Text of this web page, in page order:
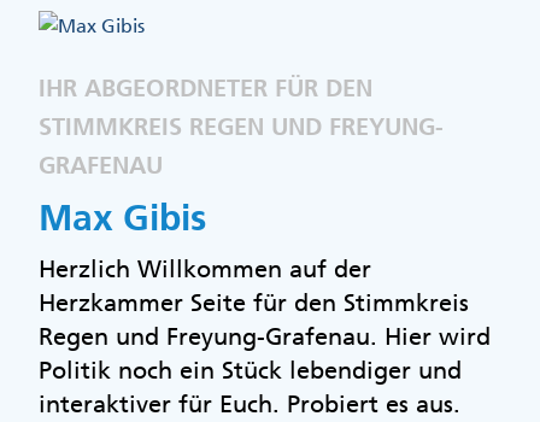
IHR ABGEORDNETER FÜR DEN
STIMMKREIS REGEN UND FREYUNG-
GRAFENAU
Max Gibis
Herzlich Willkommen auf der
Herzkammer Seite für den Stimmkreis
Regen und Freyung-Grafenau. Hier wird
Politik noch ein Stück lebendiger und
interaktiver für Euch. Probiert es aus.